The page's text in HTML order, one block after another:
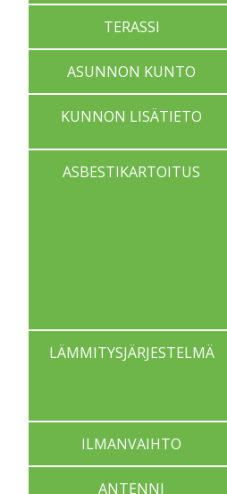
TERASSI
ASUNNON KUNTO
KUNNON LISÄTIETO
ASBESTIKARTOITUS
LÄMMITYSJÄRJESTELMÄ
ILMANVAIHTO
ANTENNI